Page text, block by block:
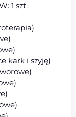
1 szt.
kark i szyję)